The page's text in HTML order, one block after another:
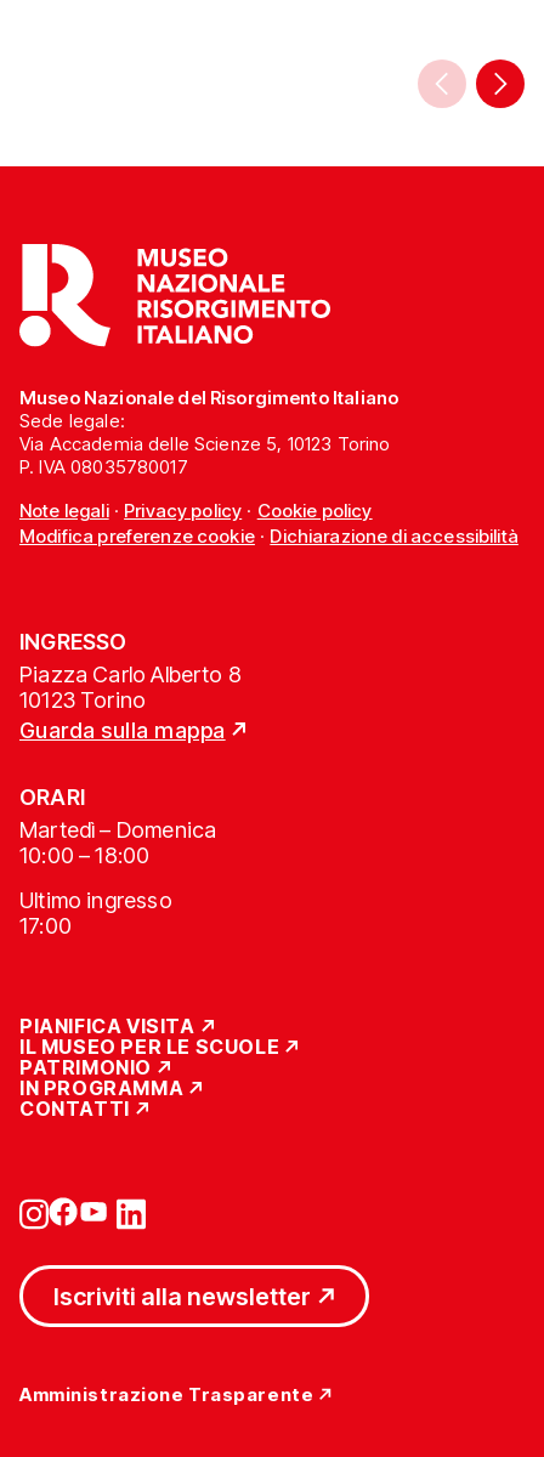
Museo Nazionale del Risorgimento Italiano
Sede legale:
Via Accademia delle Scienze 5, 10123 Torino
P. IVA 08035780017
Note legali· Privacy policy · Cookie policy
Modifica preferenze cookie· Dichiarazione di accessibilità
INGRESSO
Piazza Carlo Alberto 8
10123 Torino
Guarda sulla mappa
ORARI
Martedì – Domenica
10:00 – 18:00
Ultimo ingresso
17:00
PIANIFICA VISITA
IL MUSEO PER LE SCUOLE
PATRIMONIO
IN PROGRAMMA
CONTATTI
Iscriviti alla newsletter
Amministrazione Trasparente